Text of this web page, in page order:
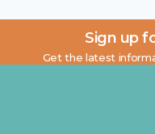
Sign up
Get the latest